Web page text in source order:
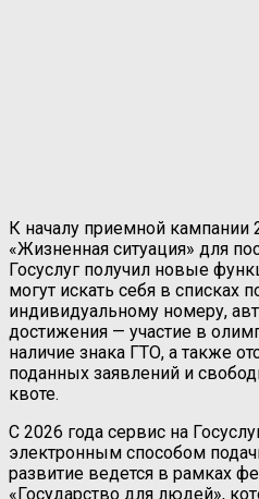
К началу приемной кампании
«Жизненная ситуация» для
Госуслуг получил новые
могут искать себя в списках
индивидуальному номеру,
достижения — участие в
наличие знака ГТО, а также
поданных заявлений и
квоте.
С 2026 года сервис на
электронным способом
развитие ведется в рамках
«Государство для людей»,